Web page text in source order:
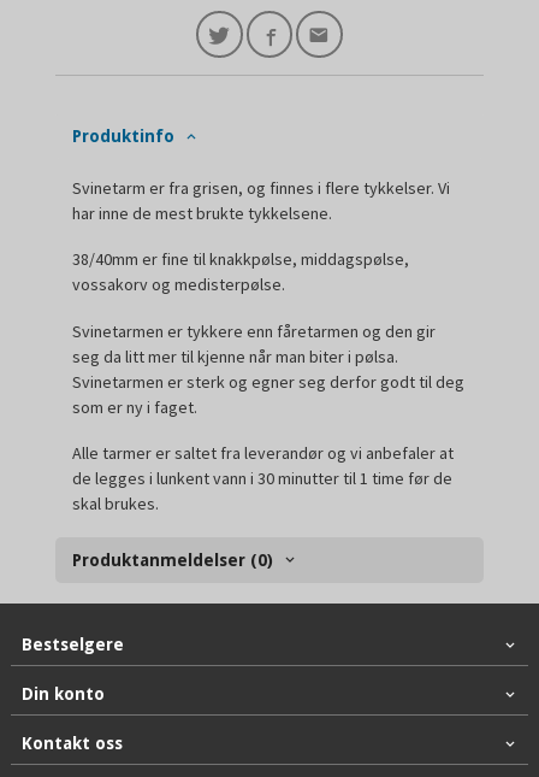
Produktinfo
Svinetarm er fra grisen, og finnes i flere tykkelser. Vi
har inne de mest brukte tykkelsene.
38/40mm er fine til knakkpølse, middagspølse,
vossakorv og medisterpølse.
Svinetarmen er tykkere enn fåretarmen og den gir
seg da litt mer til kjenne når man biter i pølsa.
Svinetarmen er sterk og egner seg derfor godt til deg
som er ny i faget.
Alle tarmer er saltet fra leverandør og vi anbefaler at
de legges i lunkent vann i30 minutter til 1 time før de
skal brukes.
Produktanmeldelser (0)
Bestselgere
Din konto
Kontakt oss